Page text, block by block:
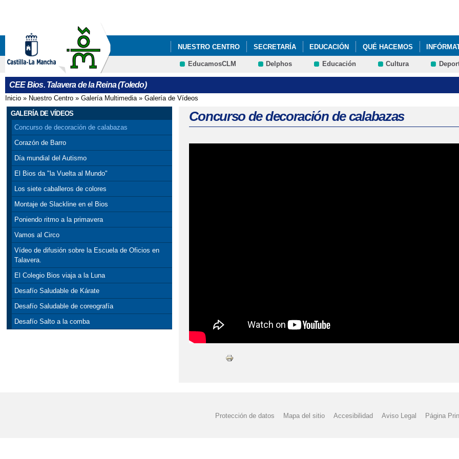
NUESTRO CENTRO SECRETARÍA EDUCACIÓN QUÉ HACEMOS
EducamosCLM Delphos Educación Cultura
CEE Bios. Talavera de la Reina (Toledo)
Se encuentra usted aquí
Inicio » Nuestro Centro » Galería Multimedia» Galería de Vídeos
GALERÍA DE VÍDEOS
Concurso de decoración de calabazas
Corazón de Barro
Día mundial del Autismo
El Bios da "la Vuelta al Mundo"
Los siete caballeros de colores
Montaje de Slackline en el Bios
Poniendo ritmo a la primavera
Vamos al Circo
Vídeo de difusión sobre la Escuela de Oficios en
Talavera.
El Colegio Bios viaja a la Luna
Desafío Saludable de Kárate
Desafío Saludable de coreografía
Desafío Salto a la comba
Concurso de decoración de calabazas
Protección de datos Mapa del sitio Accesibilidad Aviso Legal Página